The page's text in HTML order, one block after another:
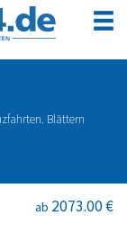
Blättern
ab 2073.00 €